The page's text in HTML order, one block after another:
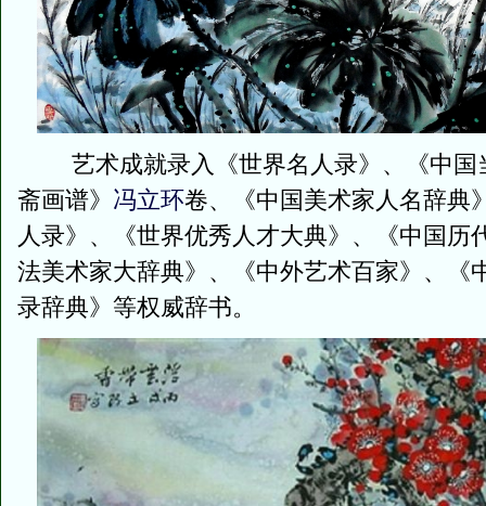
艺术成就录入《世界名人录》、《中国
斋画谱》 冯立环卷、《中国美术家人名辞典
人录》、《世界优秀人才大典》、《中国历
法美术家大辞典》、《中外艺术百家》、《
录辞典》等权威辞书。